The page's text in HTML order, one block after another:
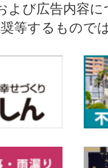
よび広告内容
等するもので